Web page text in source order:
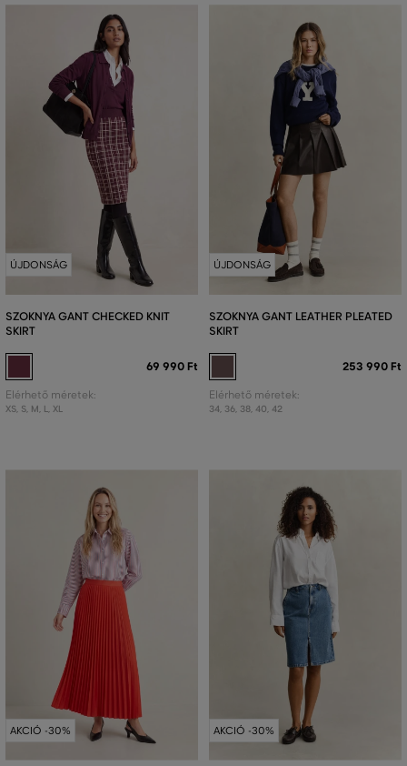
ÚJDONSÁG
SZOKNYA GANT CHECKED KNIT
SKIRT
69 990 Ft
Elérhető méretek:
XS, S, M, L, XL
ÚJDONSÁG
SZOKNYA GANT LEATHER PLEATED
SKIRT
253 990 Ft
Elérhető méretek:
34, 36, 38, 40, 42
AKCIÓ -30% AKCIÓ -30%